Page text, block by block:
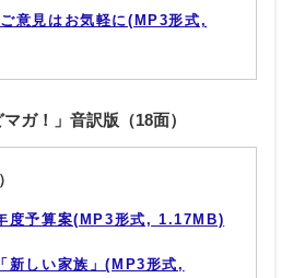
意見はお気軽に(MP3形式,
ガ！」音訳版（18面）
度予算案(MP3形式, 1.17MB)
新しい家族」(MP3形式,